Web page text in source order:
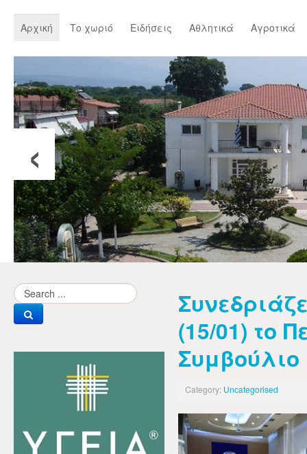
Αρχική Το χωριό Ειδήσεις Αθλητικά Αγροτικά
‹
(15/01) το
Συμβούλιο
Category: Uncategorised